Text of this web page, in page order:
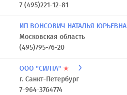
7 (495)221-12-81
ИП ВОНСОВИЧ НАТАЛЬЯ ЮРЬЕВНА
Московская область
(495)795-76-20
ООО "СИЛТА" ★
г. Санкт-Петербург
7-964-3764774